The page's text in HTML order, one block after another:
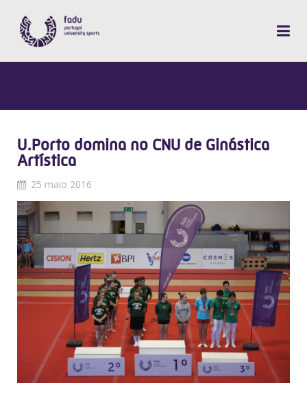
U.Porto domina no CNU de Ginástica
Artística
25 maio 2016